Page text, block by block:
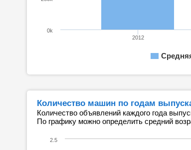
2012
0k
Количество машин по годам
Количество объявлений каждого года
По графику можно определить средний
2.5